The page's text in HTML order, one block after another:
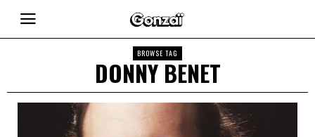
BROWSE TAG
DONNY BENET